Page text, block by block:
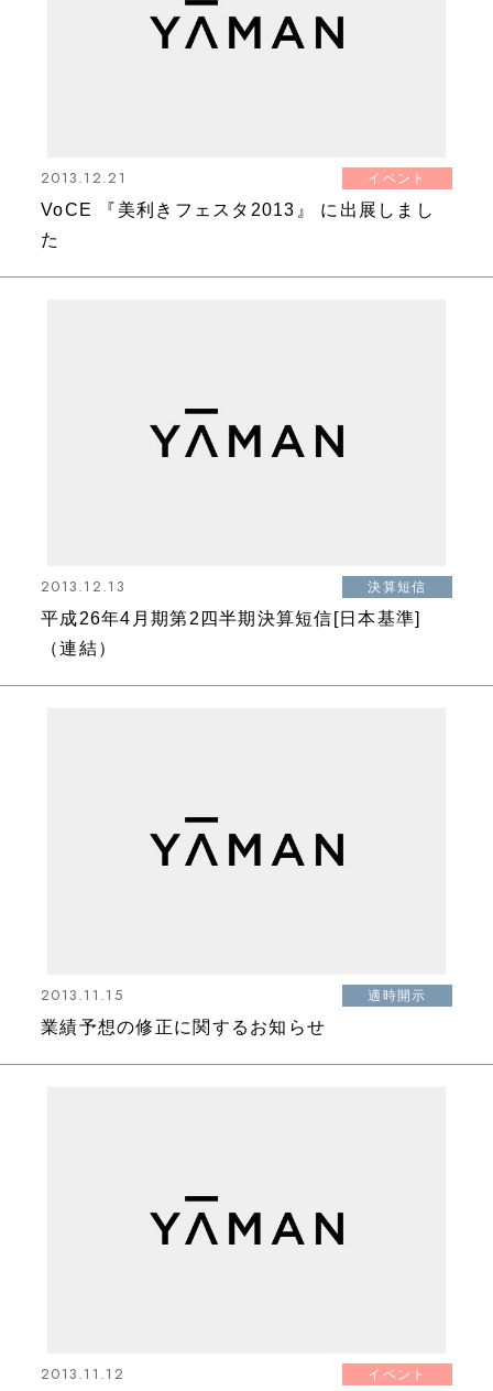
2013.12.21 イベント
VoCE 『美利きフェスタ2013』 に出展しまし
た
2013.12.13 決算短信
平成26年4月期第2四半期決算短信[日本基準]
（連結）
2013.11.15 適時開示
業績予想の修正に関するお知らせ
2013.11.12 イベント